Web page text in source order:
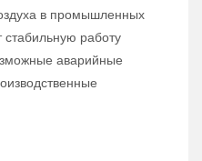
в промышленных
работу
аварийные